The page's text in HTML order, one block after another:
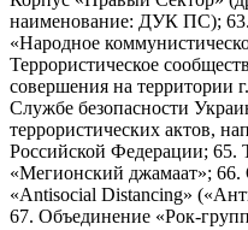
наименование: ДУК ПС); 63.
«Народное
Террористическое
совершения на территории
Службе безопасности
террористических актов,
Российской Федерации; 65.
«Мегионский джамаат»; 66.
«Antisocial Distancing»
67. Объединение «Рок-